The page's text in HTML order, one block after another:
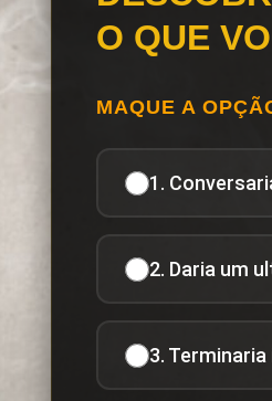
O QUE
MAQUE A
1.
2. Daria um
3.